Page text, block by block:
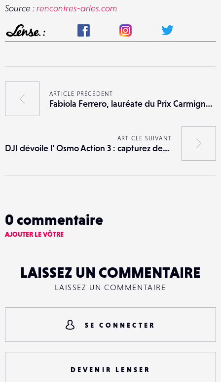
Source :rencontres-arles.com
ARTICLE PRÉCÉDENT
Fabiola Ferrero, lauréate du Prix Carmignac du photojournalisme
ARTICLE SUIVANT
DJI dévoile l’ Osmo Action 3 : capturez des images sans limites !
0 commentaire
AJOUTER LE VÔTRE
LAISSEZ UN COMMENTAIRE
LAISSEZ UN COMMENTAIRE
SE CONNECTER
DEVENIR LENSER